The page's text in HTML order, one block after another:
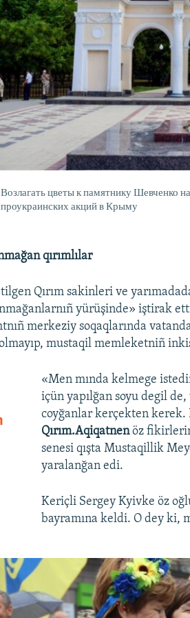
Возлагать цветы к памятнику Шевченко
проукраинских акций в Крыму
qırımlılar
Qırım sakinleri ve
yürüşinde» iştirak
merkeziy soqaqlarında
mustaqil memleketniñ
«Men mında kelmege
içün yapılğan soyu degil
coyğanlar kerçekten kerek.
Qırım.Aqiqatnenöz
senesi qışta Mustaqillik
yaralanğan edi.
Keriçli Sergey Kyivke öz
bayramına keldi. O dey ki,